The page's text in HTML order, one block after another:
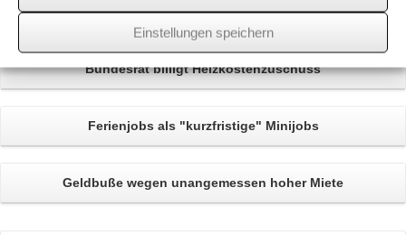
Einstellungen speichern
Related
Bundesrat billigtHeizkostenzuschuss
Ferienjobsals "kurzfristige" Minijobs
Geldbuße wegen unangemessen hoher Miete